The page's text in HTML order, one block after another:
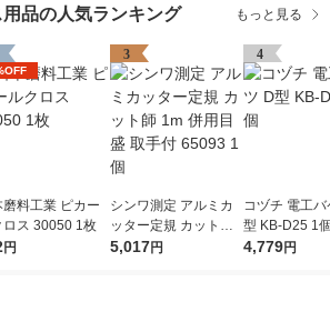
品の人気ランキング もっと見る
磨料工業 ピカー
ロス 30050 1枚
円
3
シンワ測定 アルミカ
ッター定規 カット師
1m 併用目盛 取手付 6
5,017円
4
コヅチ 電工
型 KB-D25 1
4,779円